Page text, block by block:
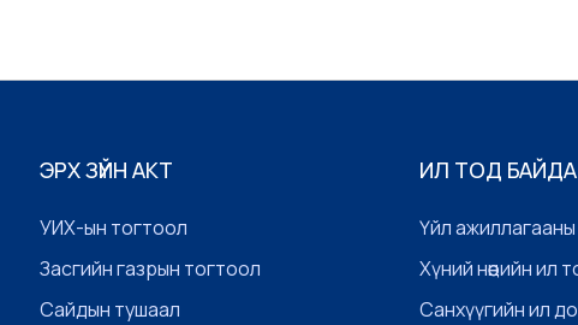
ЭРХ ЗҮЙН АКТ
УИХ-ын тогтоол
Засгийн газрын тогтоол
Сайдын тушаал
ИЛ ТОД
Үйл
Хүний нөөцийн ил
Санхүүгийн ил